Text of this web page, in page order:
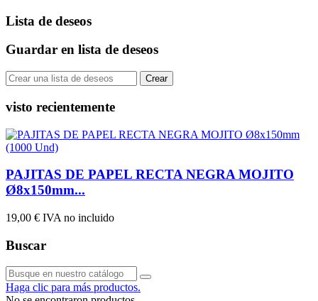
Lista de deseos
Guardar en lista de deseos
Crear
visto recientemente
PAJITAS DE PAPEL RECTA NEGRA MOJITO
Ø8x150mm...
19,00 € IVA no incluido
Buscar
Haga clic para más productos.